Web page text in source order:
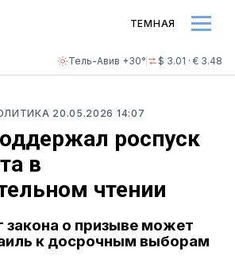
Тель-Авив +30° $ 3.01 · € 3.48
ТЕМНАЯ
20.05.2026 14:07
роспуск
в
чтении
закона о призыве может
к досрочным выборам